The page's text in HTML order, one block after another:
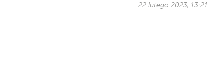
22 lutego 2023, 13:21